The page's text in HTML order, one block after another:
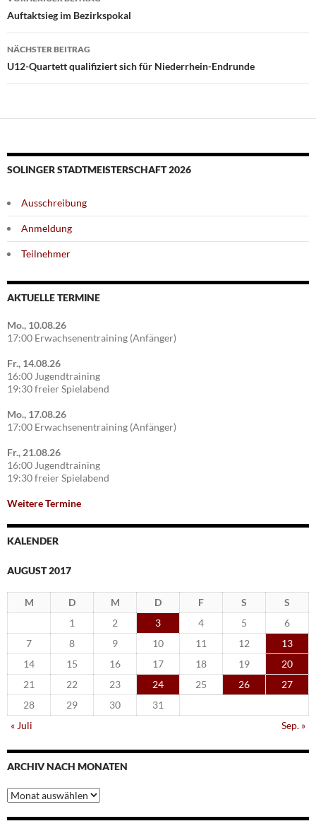
Auftaktsieg im Bezirkspokal
NÄCHSTER BEITRAG
U12-Quartett qualifiziert sich für Niederrhein-Endrunde
SOLINGER STADTMEISTERSCHAFT 2026
Ausschreibung
Anmeldung
Teilnehmer
AKTUELLE TERMINE
Mo., 10.08.26
17:00 Erwachsenentraining (Anfänger)
Fr., 14.08.26
16:00 Jugendtraining
19:30 freier Spielabend
Mo., 17.08.26
17:00 Erwachsenentraining (Anfänger)
Fr., 21.08.26
16:00 Jugendtraining
19:30 freier Spielabend
Weitere Termine
KALENDER
AUGUST 2017
M D M D F S
S
1
2 3 4 5
6
7
8 9 10 11 12
13
14
15 16 17 18 19
20
21
22 23 24 25 26
27
28
29 30
31
« Juli
Sep. »
ARCHIV NACH MONATEN
Archiv
nach
Monaten